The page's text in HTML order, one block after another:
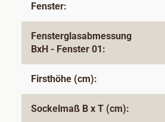
Fenster:
Fensterglasabmessung
BxH - Fenster 01:
Firsthöhe (cm):
Sockelmaß B x T (cm):